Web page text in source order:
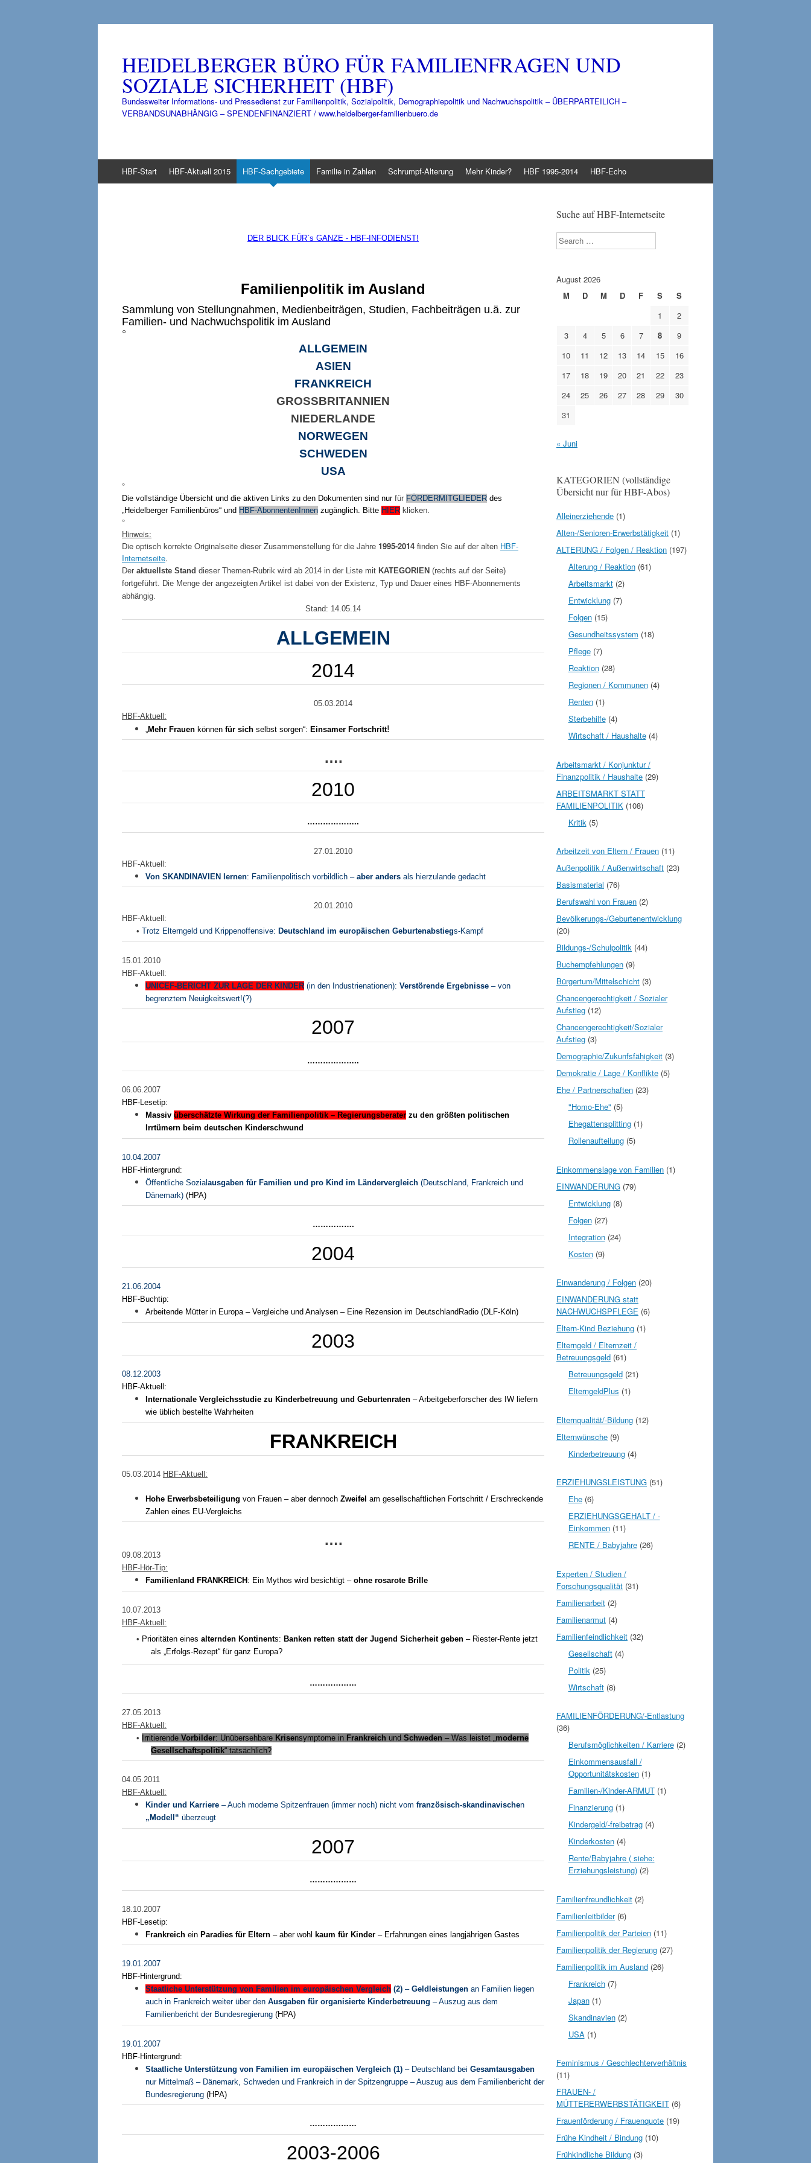
HEIDELBERGER BÜRO FÜR FAMILIENFRAGEN UND
SOZIALE SICHERHEIT (HBF)
Bundesweiter Informations- und Pressedienst zur Familienpolitik, Sozialpolitik, Demographiepolitik und Nachwuchspolitik – ÜBERPARTEILICH –
VERBANDSUNABHÄNGIG – SPENDENFINANZIERT / www.heidelberger-familienbuero.de
Inhalt
HBF-Start HBF-Aktuell 2015 HBF-Sachgebiete Familie in Zahlen Schrumpf-Alterung Mehr Kinder? HBF 1995-2014 HBF-Echo
DER BLICK FÜR`s GANZE - HBF-INFODIENST!
Familienpolitik im Ausland
Sammlung von Stellungnahmen, Medienbeiträgen, Studien, Fachbeiträgen u.ä. zur
Familien- und Nachwuchspolitik im Ausland
°
ALLGEMEIN
ASIEN
FRANKREICH
GROSSBRITANNIEN
NIEDERLANDE
NORWEGEN
SCHWEDEN
USA
°
Die vollständige Übersicht und die aktiven Links zu den Dokumenten sind nur für FÖRDERMITGLIEDER des
„Heidelberger Familienbüros“ und HBF-AbonnentenInnen zugänglich. Bitte HIER klicken.
°
Hinweis:
Die optisch korrekte Originalseite dieser Zusammenstellung für die Jahre 1995-2014 finden Sie auf der alten HBF-
Internetseite.
Der aktuellste Stand dieser Themen-Rubrik wird ab 2014 in der Liste mit KATEGORIEN (rechts auf der Seite)
fortgeführt. Die Menge der angezeigten Artikel ist dabei von der Existenz, Typ und Dauer eines HBF-Abonnements
abhängig.
Stand: 14.05.14
ALLGEMEIN
2014
05.03.2014
HBF-Aktuell:
Mehr Frauen können für sich selbst sorgen“: Einsamer Fortschritt!
….
2010
………………..
27.01.2010
HBF-Aktuell:
Von SKANDINAVIEN lernen: Familienpolitisch vorbildlich – aber anders als hierzulande gedacht
20.01.2010
HBF-Aktuell:
• Trotz Elterngeld und Krippenoffensive: Deutschland im europäischen Geburtenabstiegs-Kampf
15.01.2010
HBF-Aktuell:
UNICEF-BERICHT ZUR LAGE DER KINDER (in den Industrienationen): Verstörende Ergebnisse – von
begrenztem Neuigkeitswert!(?)
2007
………………..
06.06.2007
HBF-Lesetip:
Massiv überschätzte Wirkung der Familienpolitik – Regierungsberater zu den größten politischen
Irrtümern beim deutschen Kinderschwund
10.04.2007
HBF-Hintergrund:
Öffentliche Sozialausgaben für Familien und pro Kind im Ländervergleich (Deutschland, Frankreich und
Dänemark) (HPA)
…………….
2004
21.06.2004
HBF-Buchtip:
Arbeitende Mütter in Europa – Vergleiche und Analysen – Eine Rezension im DeutschlandRadio (DLF-Köln)
2003
08.12.2003
HBF-Aktuell:
Internationale Vergleichsstudie zu Kinderbetreuung und Geburtenraten – Arbeitgeberforscher des IW liefern
wie üblich bestellte Wahrheiten
FRANKREICH
05.03.2014 HBF-Aktuell:
Hohe Erwerbsbeteiligung von Frauen – aber dennoch Zweifel am gesellschaftlichen Fortschritt / Erschreckende
Zahlen eines EU-Vergleichs
….
09.08.2013
HBF-Hör-Tip:
Familienland FRANKREICH : Ein Mythos wird besichtigt – ohne rosarote Brille
10.07.2013
HBF-Aktuell:
• Prioritäten eines alternden Kontinents: Banken retten statt der Jugend Sicherheit geben – Riester-Rente jetzt
als „Erfolgs-Rezept“ für ganz Europa?
………………
27.05.2013
HBF-Aktuell:
• Irritierende Vorbilder: Unübersehbare Krisensymptome in Frankreich und Schweden – Was leistet „ moderne
Gesellschaftspolitik“ tatsächlich?
04.05.2011
HBF-Aktuell:
Kinder und Karriere – Auch moderne Spitzenfrauen (immer noch) nicht vom französisch-skandinavischen
„Modell“ überzeugt
2007
………………
18.10.2007
HBF-Lesetip:
Frankreich ein Paradies für Eltern – aber wohl kaum für Kinder – Erfahrungen eines langjährigen Gastes
19.01.2007
HBF-Hintergrund:
Staatliche Unterstützung von Familien im europäischen Vergleich (2) – Geldleistungen an Familien liegen
auch in Frankreich weiter über den Ausgaben für organisierte Kinderbetreuung – Auszug aus dem
Familienbericht der Bundesregierung (HPA)
19.01.2007
HBF-Hintergrund:
Staatliche Unterstützung von Familien im europäischen Vergleich (1) – Deutschland bei Gesamtausgaben
nur Mittelmaß – Dänemark, Schweden und Frankreich in der Spitzengruppe – Auszug aus dem Familienbericht der
Bundesregierung (HPA)
………………
2003-2006
Suche auf HBF-Internetseite
Search
August 2026
M
D M D F S
S
1
2
3
4 5 6 7 8
9
10
11 12 13 14 15
16
17
18 19 20 21 22
23
24
25 26 27 28 29
30
31
« Juni
KATEGORIEN (vollständige
Übersicht nur für HBF-Abos)
Alleinerziehende (1)
Alten-/Senioren-Erwerbstätigkeit (1)
ALTERUNG / Folgen / Reaktion (197)
Alterung / Reaktion(61)
Arbeitsmarkt(2)
Entwicklung(7)
Folgen(15)
Gesundheitssystem (18)
Pflege(7)
Reaktion(28)
Regionen / Kommunen(4)
Renten(1)
Sterbehilfe(4)
Wirtschaft / Haushalte(4)
Arbeitsmarkt / Konjunktur /
Finanzpolitik / Haushalte (29)
ARBEITSMARKT STATT
FAMILIENPOLITIK (108)
Kritik (5)
Arbeitzeit von Eltern / Frauen (11)
Außenpolitik / Außenwirtschaft (23)
Basismaterial (76)
Berufswahl von Frauen (2)
Bevölkerungs-/Geburtenentwicklung
(20)
Bildungs-/Schulpolitik (44)
Buchempfehlungen (9)
Bürgertum/Mittelschicht (3)
Chancengerechtigkeit / Sozialer
Aufstieg (12)
Chancengerechtigkeit/Sozialer
Aufstieg (3)
Demographie/Zukunfsfähigkeit (3)
Demokratie / Lage / Konflikte (5)
Ehe / Partnerschaften (23)
"Homo-Ehe" (5)
Ehegattensplitting(1)
Rollenaufteilung(5)
Einkommenslage von Familien (1)
EINWANDERUNG (79)
Entwicklung(8)
Folgen(27)
Integration(24)
Kosten(9)
Einwanderung / Folgen (20)
EINWANDERUNG statt
NACHWUCHSPFLEGE (6)
Eltern-Kind Beziehung (1)
Elterngeld / Elternzeit /
Betreuungsgeld (61)
Betreuungsgeld(21)
ElterngeldPlus (1)
Elternqualität/-Bildung (12)
Elternwünsche (9)
Kinderbetreuung(4)
ERZIEHUNGSLEISTUNG (51)
Ehe(6)
ERZIEHUNGSGEHALT / -
Einkommen(11)
RENTE / Babyjahre(26)
Experten / Studien /
Forschungsqualität (31)
Familienarbeit (2)
Familienarmut (4)
Familienfeindlichkeit (32)
Gesellschaft(4)
Politik (25)
Wirtschaft(8)
FAMILIENFÖRDERUNG/-Entlastung
(36)
Berufsmöglichkeiten / Karriere(2)
Einkommensausfall /
Opportunitätskosten(1)
Familien-/Kinder-ARMUT(1)
Finanzierung(1)
Kindergeld/-freibetrag(4)
Kinderkosten(4)
Rente/Babyjahre ( siehe:
Erziehungsleistung)(2)
Familienfreundlichkeit (2)
Familienleitbilder(6)
Familienpolitik der Parteien (11)
Familienpolitik der Regierung (27)
Familienpolitik im Ausland (26)
Frankreich(7)
Japan(1)
Skandinavien(2)
USA (1)
Feminismus / Geschlechterverhältnis
(11)
FRAUEN- /
MÜTTERERWERBSTÄTIGKEIT (6)
Frauenförderung / Frauenquote (19)
Frühe Kindheit / Bindung (10)
Frühkindliche Bildung (3)